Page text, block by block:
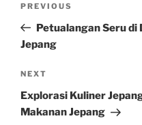
Previous
Post
PREVIOUS
Petualangan Seru di
Jepang
Next
Post
NEXT
Explorasi Kuliner
Makanan Jepang